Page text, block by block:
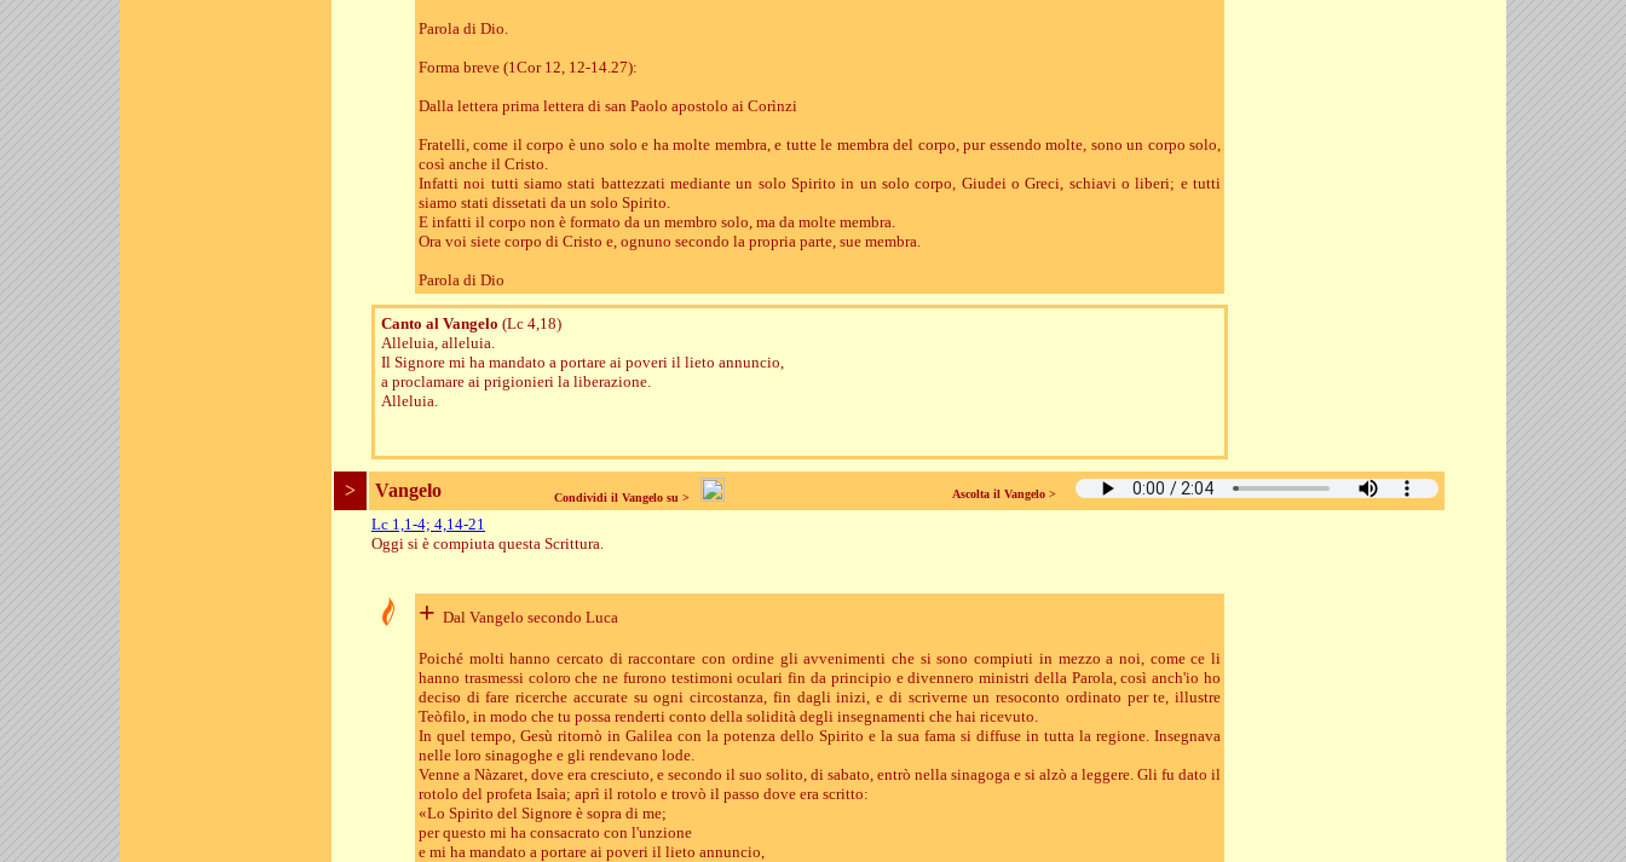
Parola di Dio.
Forma breve (1Cor 12, 12-14.27):
Dalla lettera prima lettera di san Paolo apostolo ai Corìnzi
Fratelli, come il corpo è uno solo e ha molte membra, e tutte le membra del corpo, pur essendo molte, sono un corpo solo,
così anche il Cristo.
Infatti noi tutti siamo stati battezzati mediante un solo Spirito in un solo corpo, Giudei o Greci, schiavi o liberi; e tutti
siamo stati dissetati da un solo Spirito.
E infatti il corpo non è formato da un membro solo, ma da molte membra.
Ora voi siete corpo di Cristo e, ognuno secondo la propria parte, sue membra.
Parola di Dio
Canto al Vangelo (Lc 4,18)
Alleluia, alleluia.
Il Signore mi ha mandato a portare ai poveri il lieto annuncio,
a proclamare ai prigionieri la liberazione.
Alleluia.
> Vangelo Condividi il Vangelo su > Ascolta il Vangelo >
Lc 1,1-4; 4,14-21
Oggi si è compiuta questa Scrittura.
+ Dal Vangelo secondo Luca
Poiché molti hanno cercato di raccontare con ordine gli avvenimenti che si sono compiuti in mezzo a noi, come ce li
hanno trasmessi coloro che ne furono testimoni oculari fin da principio e divennero ministri della Parola, così anch'io ho
deciso di fare ricerche accurate su ogni circostanza, fin dagli inizi, e di scriverne un resoconto ordinato per te, illustre
Teòfilo, in modo che tu possa renderti conto della solidità degli insegnamenti che hai ricevuto.
In quel tempo, Gesù ritornò in Galilea con la potenza dello Spirito e la sua fama si diffuse in tutta la regione. Insegnava
nelle loro sinagoghe e gli rendevano lode.
Venne a Nàzaret, dove era cresciuto, e secondo il suo solito, di sabato, entrò nella sinagoga e si alzò a leggere. Gli fu dato il
rotolo del profeta Isaìa; aprì il rotolo e trovò il passo dove era scritto:
«Lo Spirito del Signore è sopra di me;
per questo mi ha consacrato con l'unzione
e mi ha mandato a portare ai poveri il lieto annuncio,